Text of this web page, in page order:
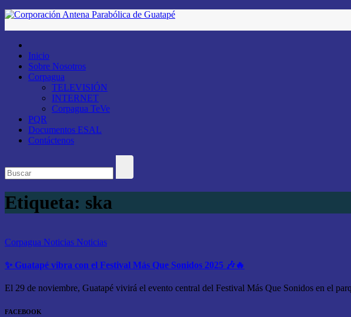
Saltar
Inicio
Sobre Nosotros
Corpagua
TELEVISIÓN
INTERNET
Corpagua TeVe
PQR
Documentos ESAL
Contáctenos
Etiqueta: ska
Corpagua Noticias Noticias
✨ Guatapé vibra con el Festival Más Que Sonidos 2025 🎶🔥
El 29 de noviembre, Guatapé vivirá el evento central del Festival Más Que Sonidos en el
FACEBOOK